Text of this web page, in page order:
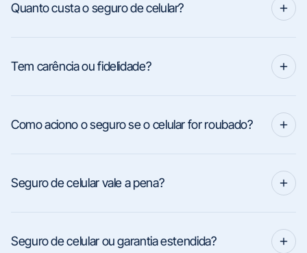
Quanto custa o seguro de celular?
Tem carência ou fidelidade?
Como aciono o seguro se o celular for roubado?
Seguro de celular vale a pena?
Seguro de celular ou garantia estendida?